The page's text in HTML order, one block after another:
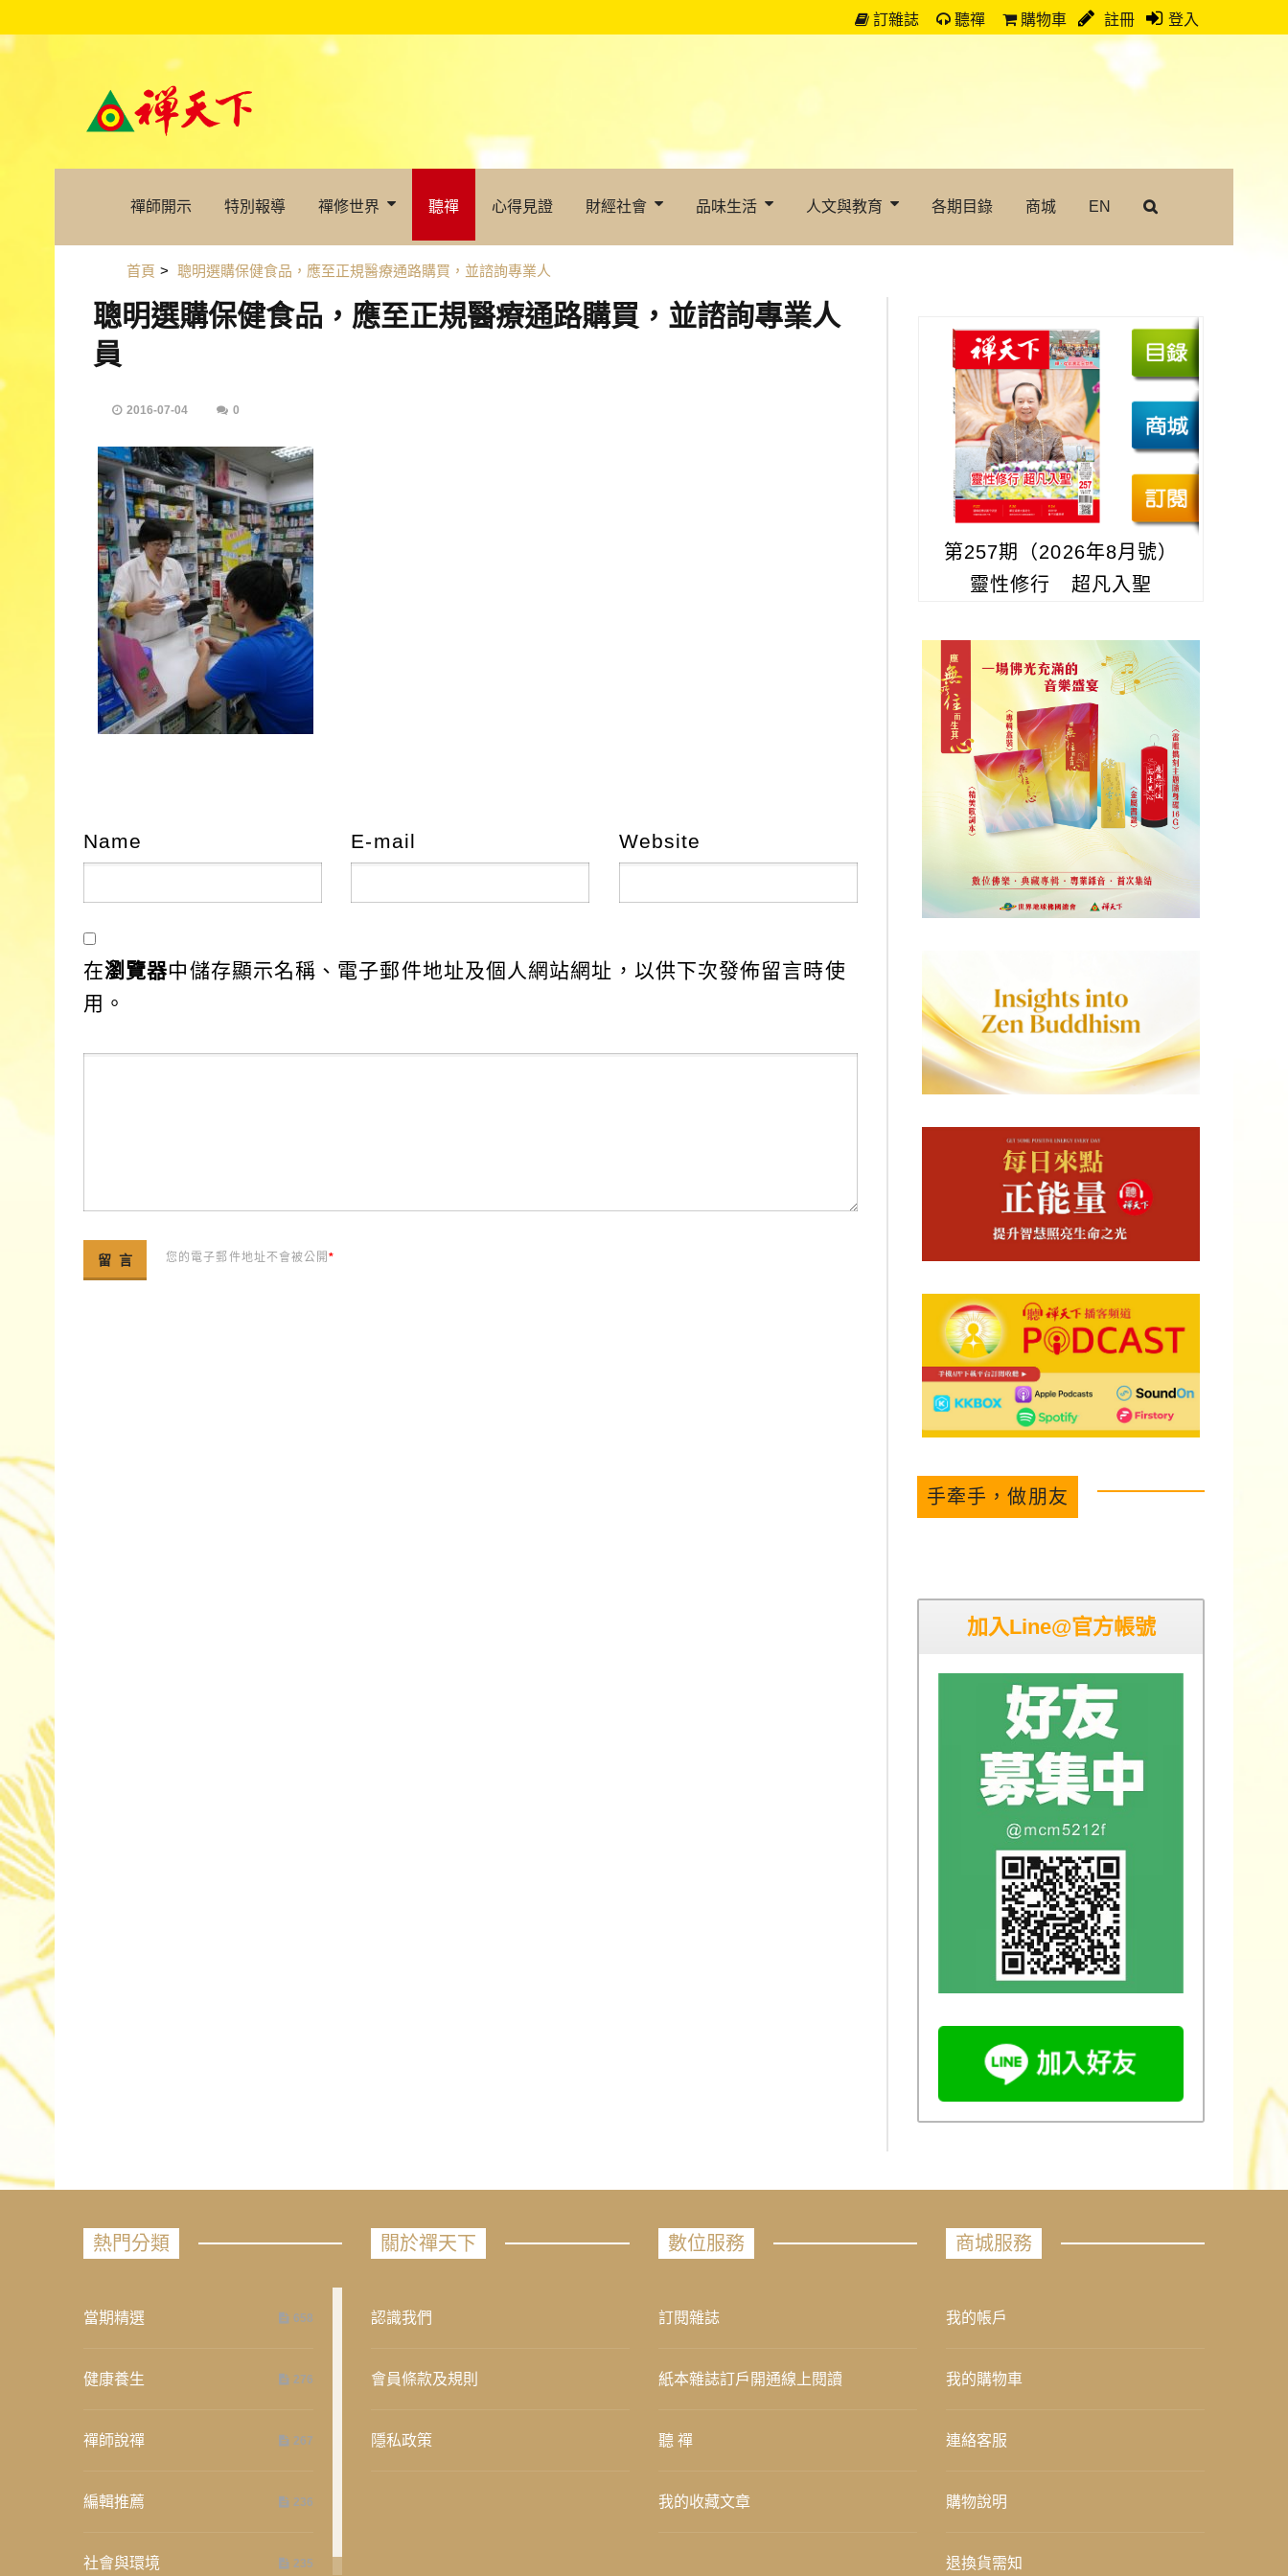
訂雜誌 聽禪 購物車 註冊 登入
禪師開示 特別報導 禪修世界 聽禪 心得見證 財經社會 品味生活 人文與教育 各期目錄 商城 EN
首頁 > 聰明選購保健食品，應至正規醫療通路購買，並諮詢專業人
聰明選購保健食品，應至正規醫療通路購買，並諮詢專業人
員
2016-07-04 0
Name E-mail Website
在瀏覽器中儲存顯示名稱、電子郵件地址及個人網站網址，以供下次發佈留言時使
用。
您的電子郵件地址不會被公開*
第257期（2026年8月號）
靈性修行 超凡入聖
手牽手，做朋友
加入Line@官方帳號
熱門分類
當期精選 658
健康養生 276
禪師說禪 267
編輯推薦 236
社會與環境 235
關於禪天下
認識我們
會員條款及規則
隱私政策
數位服務
訂閱雜誌
紙本雜誌訂戶開通線上閱讀
聽 禪
我的收藏文章
商城服務
我的帳戶
我的購物車
連絡客服
購物說明
退換貨需知